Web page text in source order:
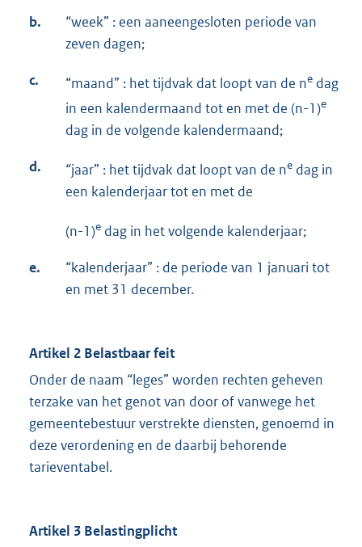
b.
“week” : een aaneengesloten periode van
zeven dagen;
c. “maand” : het tijdvak dat loopt van de ne dag
in een kalendermaand tot en met de (n-1)e
dag in de volgende kalendermaand;
d. “jaar” : het tijdvak dat loopt van de ne dag in
een kalenderjaar tot en met de
(n-1)e dag in het volgende kalenderjaar;
e.
“kalenderjaar” : de periode van 1 januari tot
en met 31 december.
Artikel 2 Belastbaar feit
Onder de naam “leges” worden rechten geheven
terzake van het genot van door of vanwege het
gemeentebestuur verstrekte diensten, genoemd in
deze verordening en de daarbij behorende
tarieventabel.
Artikel 3 Belastingplicht